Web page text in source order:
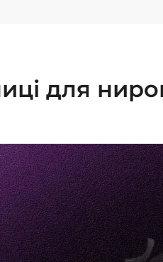
для